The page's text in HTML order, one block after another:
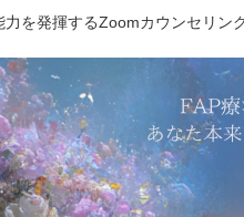
を発揮するZoomカウンセリン